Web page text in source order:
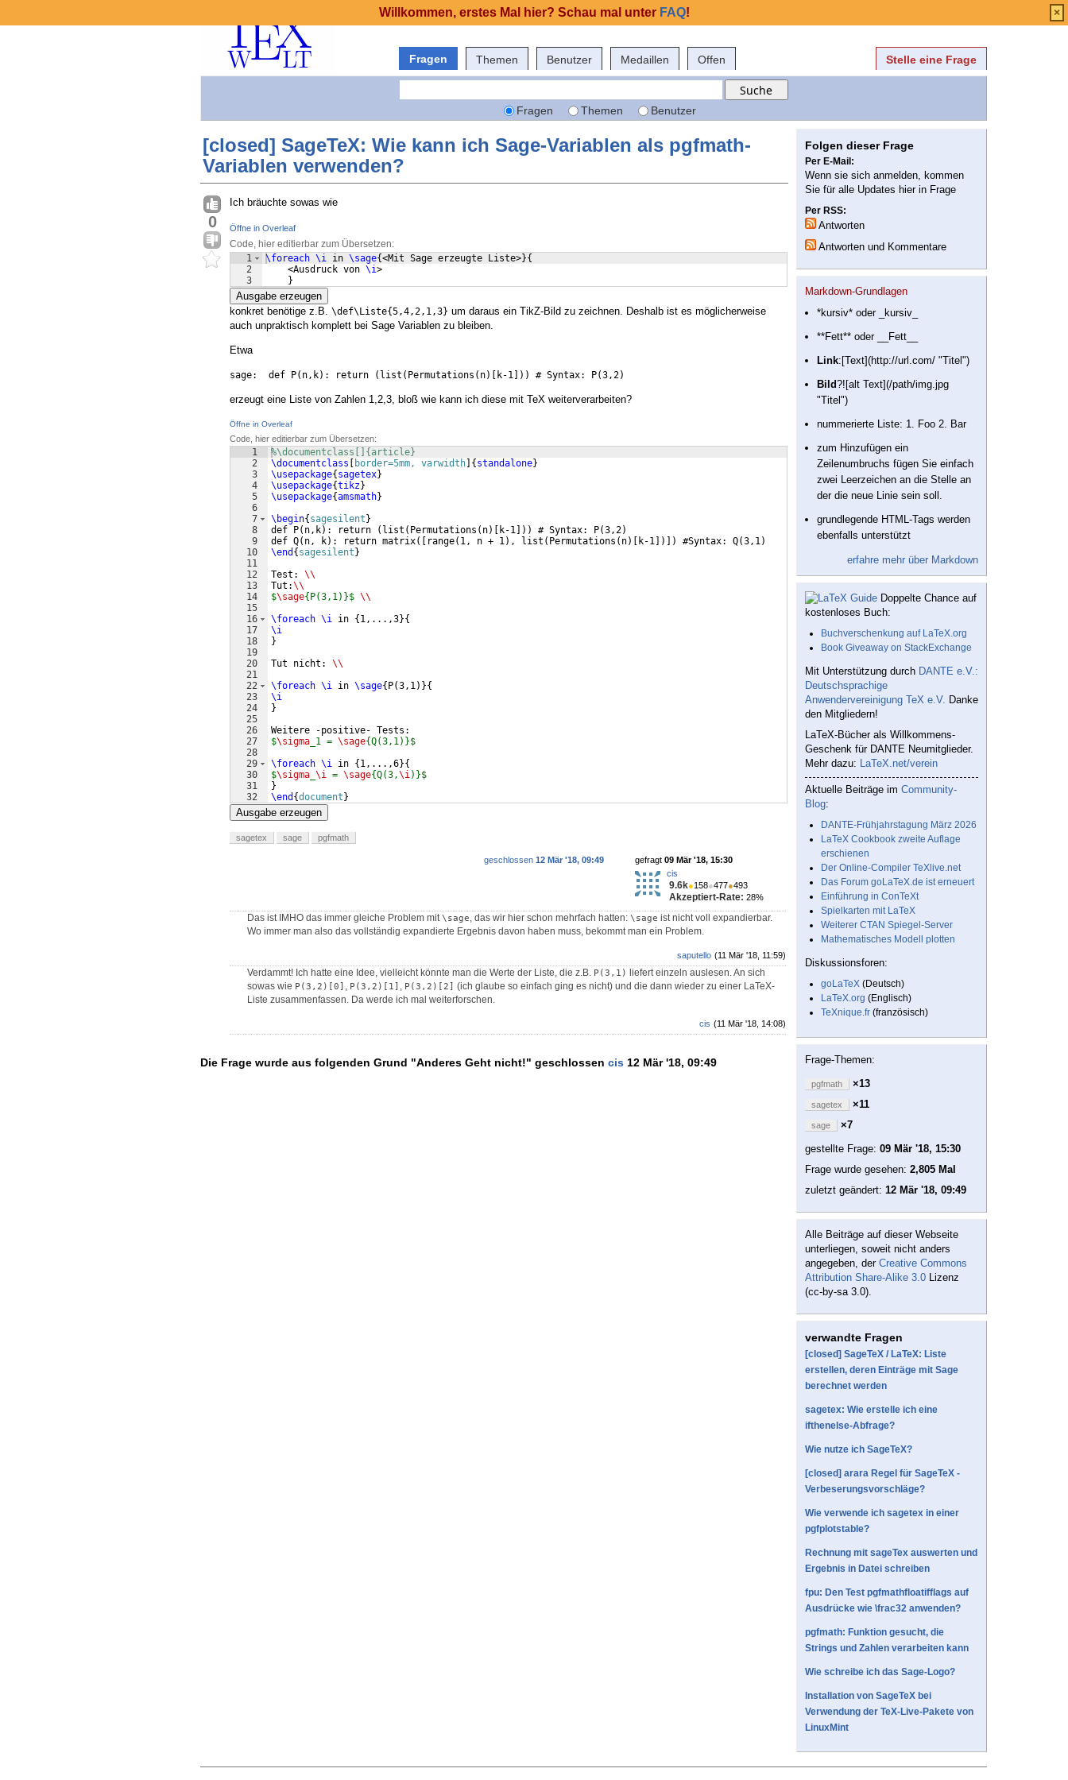
Fragen Themen Benutzer Medaillen Offen Stelle eine Frage
Fragen Themen Benutzer
[closed] SageTeX: Wie kann ich Sage-Variablen als pgfmath-
Variablen verwenden?
0
Ich bräuchte sowas wie
Öffne in Overleaf
Code, hier editierbar zum Übersetzen:
1
2
3
\foreach \i in \sage{<Mit Sage erzeugte Liste>}{
    <Ausdruck von
\i>
}
Ausgabe erzeugen
konkret benötige z.B. \def\Liste{5,4,2,1,3} um daraus ein TikZ-Bild zu zeichnen. Deshalb ist es möglicherweise
auch unpraktisch komplett bei Sage Variablen zu bleiben.
Etwa
sage:  def P(n,k): return (list(Permutations(n)[k-1])) # Syntax: P(3,2)
erzeugt eine Liste von Zahlen 1,2,3, bloß wie kann ich diese mit TeX weiterverarbeiten?
Öffne in Overleaf
Code, hier editierbar zum Übersetzen:
1
2
3
4
5
6
7
8
9
10
11
12
13
14
15
16
17
18
19
20
21
22
23
24
25
26
27
28
29
30
31
32
%\documentclass[]{article}
\documentclass
border=5mm, varwidth { standalone}
\usepackage{ sagetex}
\usepackage{tikz}
\usepackage{amsmath}
\begin{ sagesilent }
def P( n,k) : return ( list ( Permutations ( n) k-1 ])) # Syntax: P(3,2)
def Q( n, k) : return matrix([ range( 1, n + 1) , list ( Permutations ( n) k-1 ])]) #Syntax: Q(3,1)
\end { sagesilent }
Test: \\
Tut:\\
$\sage{P(3,1)}$ \\
\foreach \i in { 1,...,3}{
\i
}
Tut nicht: \\
\foreach \i in \sage{ P(3,1)}{
\i
}
Weitere -positive- Tests:
$\sigma _1 = \sage{Q(3,1)}$
\foreach \i in { 1,...,6}{
$\sigma \i = \sage{Q(3,\i)}$
}
\end {document }
Ausgabe erzeugen
sagetex sage pgfmath
gefragt 09 Mär '18, 15:30
cis
9.6k●158●477●493
Akzeptiert-Rate: 28%
geschlossen 12 Mär '18, 09:49
Das ist IMHO das immer gleiche Problem mit\sage, das wir hier schon mehrfach hatten: \sage ist nicht voll expandierbar.
Wo immer man also das vollständig expandierte Ergebnis davon haben muss, bekommt man ein Problem.
(11 Mär '18, 11:59)
saputello
Verdammt! Ich hatte eine Idee, vielleicht könnte man die Werte der Liste, die z.B. P(3,1)
liefert einzeln auslesen. An sich
sowas wie P(3,2)[0] , P(3,2)[1] , P(3,2)[2]
(ich glaube so einfach ging es nicht) und die dann wieder zu einer LaTeX-
Liste zusammenfassen. Da werde ich mal weiterforschen.
(11 Mär '18, 14:08)
cis
Die Frage wurde aus folgenden Grund "Anderes Geht nicht!" geschlossen cis 12 Mär '18, 09:49
Folgen dieser Frage
Per E-Mail:
Wenn sie sich anmelden, kommen
Sie für alle Updates hier in Frage
Per RSS:
Antworten
Antworten und Kommentare
Markdown-Grundlagen
*kursiv* oder _kursiv_
**Fett** oder __Fett__
Link:[Text](http://url.com/ "Titel")
Bild?![alt Text](/path/img.jpg
"Titel")
nummerierte Liste: 1. Foo 2. Bar
zum Hinzufügen ein
Zeilenumbruchs fügen Sie einfach
zwei Leerzeichen an die Stelle an
der die neue Linie sein soll.
grundlegende HTML-Tags werden
ebenfalls unterstützt
erfahre mehr über Markdown
Doppelte Chance auf
kostenloses Buch:
Buchverschenkung auf LaTeX.org
Book Giveaway on StackExchange
Mit Unterstützung durch DANTE e.V.:
Deutschsprachige
Anwendervereinigung TeX e.V. Danke
den Mitgliedern!
LaTeX-Bücher als Willkommens-
Geschenk für DANTE Neumitglieder.
Mehr dazu: LaTeX.net/verein
Aktuelle Beiträge im Community-
Blog:
DANTE-Frühjahrstagung März 2026
LaTeX Cookbook zweite Auflage
erschienen
Der Online-Compiler TeXlive.net
Das Forum goLaTeX.de ist erneuert
Einführung in ConTeXt
Spielkarten mit LaTeX
Weiterer CTAN Spiegel-Server
Mathematisches Modell plotten
Diskussionsforen:
goLaTeX (Deutsch)
LaTeX.org (Englisch)
TeXnique.fr (französisch)
Frage-Themen:
pgfmath ×13
sagetex ×11
sage
×7
gestellte Frage: 09 Mär '18, 15:30
Frage wurde gesehen: 2,805 Mal
zuletzt geändert: 12 Mär '18, 09:49
Alle Beiträge auf dieser Webseite
unterliegen, soweit nicht anders
angegeben, der Creative Commons
Attribution Share-Alike 3.0 Lizenz
(cc-by-sa 3.0).
verwandte Fragen
[closed] SageTeX / LaTeX: Liste
erstellen, deren Einträge mit Sage
berechnet werden
sagetex: Wie erstelle ich eine
ifthenelse-Abfrage?
Wie nutze ich SageTeX?
[closed] arara Regel für SageTeX -
Verbeserungsvorschläge?
Wie verwende ich sagetex in einer
pgfplotstable?
Rechnung mit sageTex auswerten und
Ergebnis in Datei schreiben
fpu: Den Test pgfmathfloatifflags auf
Ausdrücke wie \frac32 anwenden?
pgfmath: Funktion gesucht, die
Strings und Zahlen verarbeiten kann
Wie schreibe ich das Sage-Logo?
Installation von SageTeX bei
Verwendung der TeX-Live-Pakete von
LinuxMint
Willkommen, erstes Mal hier? Schau mal unter FAQ! ×